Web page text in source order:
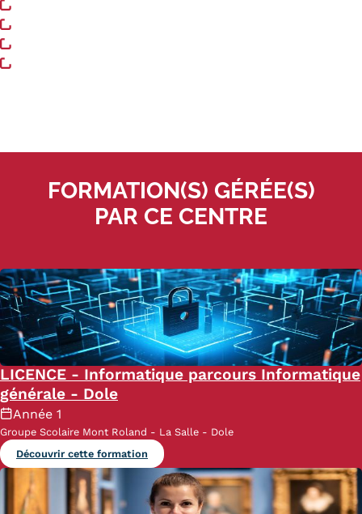
Taxe d'apprentissage
Être enseignant au Cnam
Infos partenaires
Liste des partenaires
Communication
Kits communications Cnam
Prospect
Fiche contact salons, forums,
JPO
FORMATION(S) GÉRÉE(S)
PAR CE CENTRE
LICENCE - Informatique parcours Informatique
générale - Dole
Année 1
Groupe Scolaire Mont Roland - La Salle - Dole
Découvrir cette formation